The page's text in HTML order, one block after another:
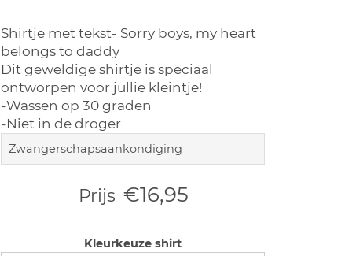
Shirtje met tekst- Sorry boys, my heart
belongs to daddy
Dit geweldige shirtje is speciaal
ontworpen voor jullie kleintje!
-Wassen op 30 graden
-Niet in de droger
Zwangerschapsaankondiging
Prijs €16,95
Kleurkeuze shirt